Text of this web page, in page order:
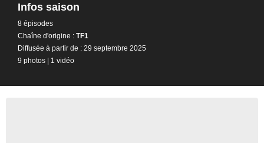
Infos saison
8 épisodes
Chaîne d'origine : TF1
Diffusée à partir de : 29 septembre 2025
9 photos | 1 vidéo